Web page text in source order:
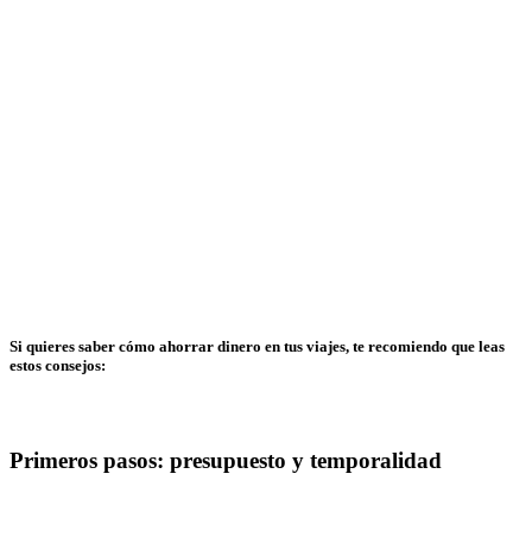
Si quieres saber cómo ahorrar dinero en tus viajes, te recomiendo que leas
estos consejos:
Primeros pasos: presupuesto y temporalidad